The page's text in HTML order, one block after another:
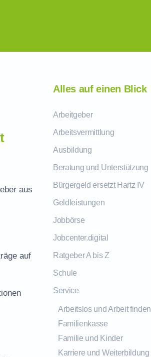
aus
auf
Alles auf einen Blick
Arbeitgeber
Arbeitsvermittlung
Ausbildung
Beratung und Unterstützung
Bürgergeld ersetzt Hartz IV
Geldleistungen
Jobbörse
Jobcenter.digital
Ratgeber A bis Z
Schule
Service
Arbeitslos und Arbeit finden
Familienkasse
Familie und Kinder
Karriere und Weiterbildung